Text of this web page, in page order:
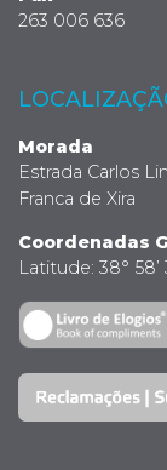
263 006 636
Morada
Estrada Carlos
Franca de Xira
Coordenadas
Latitude: 38° 58’